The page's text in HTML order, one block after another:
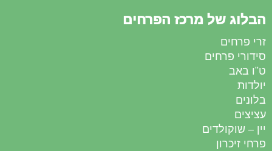
הבלוג של מרכז הפרחים
זרי פרחים
סידורי פרחים
ט”ו באב
יולדות
בלונים
עציצים
יין – שוקולדים
פרחי זיכרון